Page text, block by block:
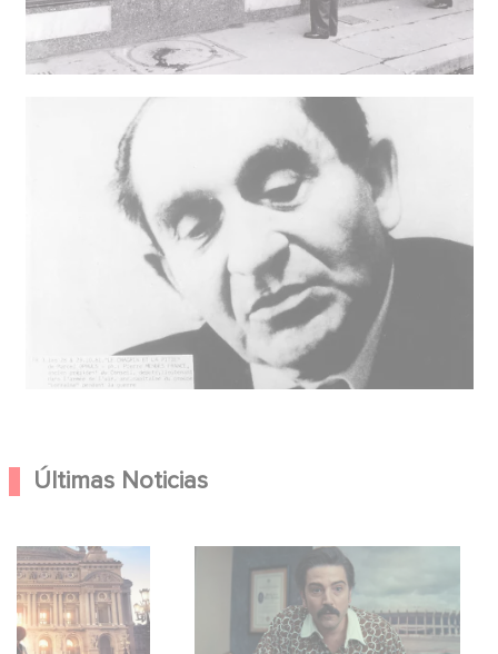
Últimas Noticias
Hero anuncian la
México 86 ya está disponible en